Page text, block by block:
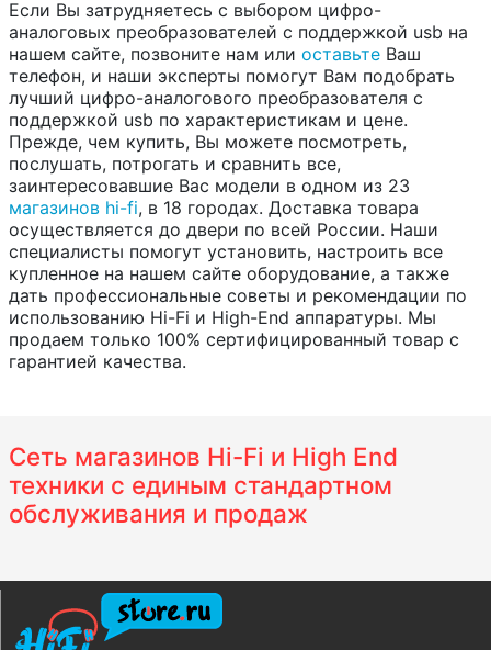
Если Вы затрудняетесь с выбором цифро-
аналоговых преобразователей с поддержкой usb на
нашем сайте, позвоните нам или оставьте Ваш
телефон, и наши эксперты помогут Вам подобрать
лучший цифро-аналогового преобразователя с
поддержкой usb по характеристикам и цене.
Прежде, чем купить, Вы можете посмотреть,
послушать, потрогать и сравнить все,
заинтересовавшие Вас модели в одном из 23
магазинов hi-fi, в 18 городах. Доставка товара
осуществляется до двери по всей России. Наши
специалисты помогут установить, настроить все
купленное на нашем сайте оборудование, а также
дать профессиональные советы и рекомендации по
использованию Hi-Fi и High-End аппаратуры. Мы
продаем только 100% сертифицированный товар с
гарантией качества.
Сеть магазинов Hi-Fi и High End
техники с единым стандартном
обслуживания и продаж